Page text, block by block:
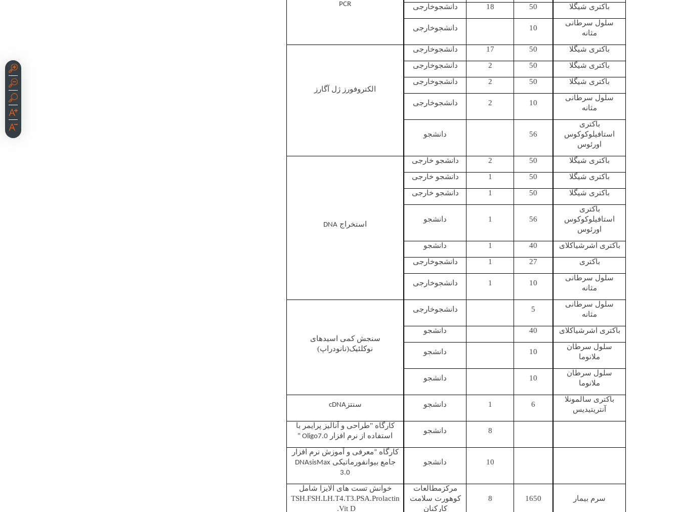
PCR
باکتری شیگلا
50
18
دانشجوخارجی
سلول سرطانی
مثانه
10 دانشجوخارجی
باکتری شیگلا 50
17 دانشجوخارجی
الکتروفورز ژل آگارز
باکتری شیگلا 50
2
دانشجوخارجی
باکتری شیگلا
50
2
دانشجوخارجی
سلول سرطانی
مثانه
10
2 دانشجوخارجی
باکتری
استافیلوکوکوس
اورئوس
56 دانشجو
باکتری شیگلا 50
2 دانشجو خارجی
استخراج DNA
باکتری شیگلا 50
1
دانشجو خارجی
باکتری شیگلا
50
1
دانشجو خارجی
باکتری
استافیلوکوکوس
اورئوس
56
1 دانشجو
باکتری اشرشیاکلای 40
1
دانشجو
باکتری
27
1
دانشجوخارجی
سلول سرطانی
مثانه
10
1 دانشجوخارجی
سلول سرطانی
مثانه
5 دانشجوخارجی
سنجش کمی اسیدهای
نوکلئیک(نانودراپ)
باکتری اشرشیاکلای 40
دانشجو
سلول سرطان
ملانوما
10 دانشجو
سلول سرطان
ملانوما
10 دانشجو
باکتری سالمونلا
آنتریتیدیس
6
1 دانشجو سنتزcDNA
8 دانشجو
کارگاه "طراحی و آنالیز پرایمر با
استفاده از نرم افزار Oligo7.0
"
10 دانشجو
کارگاه“معرفی و آموزش نرم افزار
جامع بیوانفورماتیکی DNAsisMax
3.0
سرم بیمار 1650
8
مرکزمطالعات
کوهورت سلامت
کارکنان
خوانش تست های الایزا شامل
TSH.FSH.LH.T4.T3.PSA.Prolactin
.Vit D